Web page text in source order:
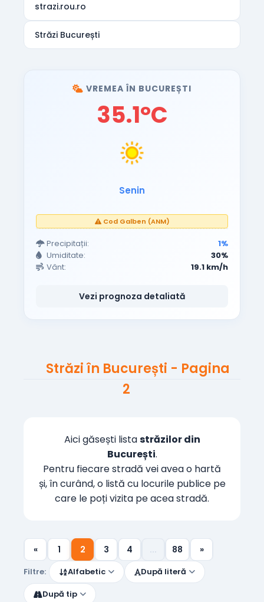
strazi.rou.ro
Străzi București
VREMEA ÎN BUCUREȘTI
35.1°C
Senin
Cod Galben (ANM)
Precipitații:
1%
Umiditate:
30%
Vânt:
19.1 km/h
Vezi prognoza detaliată
Străzi în București - Pagina
2
Aici găsești listastrăzilor din
București.
Pentru fiecare stradă vei avea o hartă
și, în curând, o listă cu locurile publice pe
care le poți vizita pe acea stradă.
« 1 2 3 4 ... 88 »
Filtre: Alfabetic
După literă
După tip